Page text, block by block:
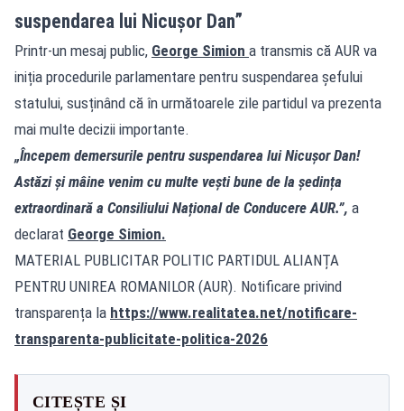
suspendarea lui Nicușor Dan”
Printr-un mesaj public, George Simion a transmis că AUR va
iniția procedurile parlamentare pentru suspendarea șefului
statului, susținând că în următoarele zile partidul va prezenta
mai multe decizii importante.
„Începem demersurile pentru suspendarea lui Nicușor Dan!
Astăzi și mâine venim cu multe vești bune de la ședința
extraordinară a Consiliului Național de Conducere AUR.”, a
declarat George Simion.
MATERIAL PUBLICITAR POLITIC PARTIDUL ALIANȚA
PENTRU UNIREA ROMANILOR (AUR). Notificare privind
transparența la https://www.realitatea.net/notificare-
transparenta-publicitate-politica-2026
CITEȘTE ȘI